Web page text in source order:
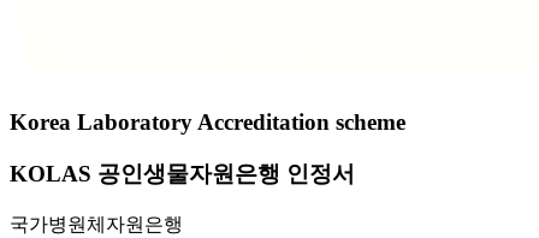
Korea Laboratory Accreditation scheme
KOLAS 공인생물자원은행 인정서
국가병원체자원은행